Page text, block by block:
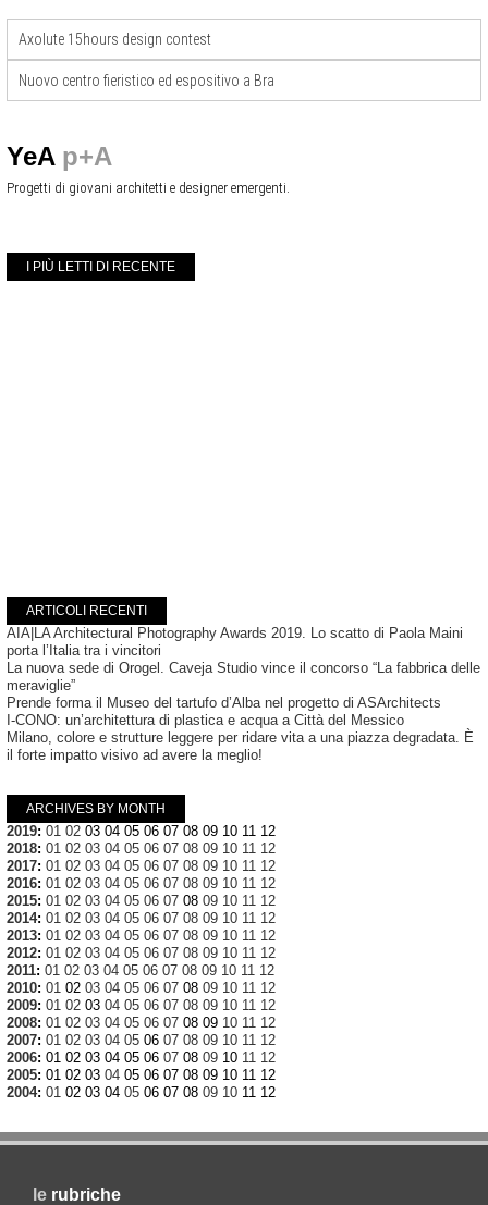
Axolute 15hours design contest
Nuovo centro fieristico ed espositivo a Bra
YeAp+A
Progetti di giovani architetti e designer emergenti.
I PIÙ LETTI DI RECENTE
ARTICOLI RECENTI
AIA|LA Architectural Photography Awards 2019. Lo scatto di Paola Maini
porta l’Italia tra i vincitori
La nuova sede di Orogel. Caveja Studio vince il concorso “La fabbrica delle
meraviglie”
Prende forma il Museo del tartufo d’Alba nel progetto di ASArchitects
I-CONO: un’architettura di plastica e acqua a Città del Messico
Milano, colore e strutture leggere per ridare vita a una piazza degradata. È
il forte impatto visivo ad avere la meglio!
ARCHIVES BY MONTH
2019: 01 02 03 04 05 06 07 08 09 10 11 12
2018: 01 02 03 04 05 06 07 08 09 10 11 12
2017: 01 02 03 04 05 06 07 08 09 10 11 12
2016: 01 02 03 04 05 06 07 08 09 10 11 12
2015: 01 02 03 04 05 06 07 08 09 10 11 12
2014: 01 02 03 04 05 06 07 08 09 10 11 12
2013: 01 02 03 04 05 06 07 08 09 10 11 12
2012: 01 02 03 04 05 06 07 08 09 10 11 12
2011: 01 02 03 04 05 06 07 08 09 10 11 12
2010: 01 02 03 04 05 06 07 08 09 10 11 12
2009: 01 02 03 04 05 06 07 08 09 10 11 12
2008: 01 02 03 04 05 06 07 08 09 10 11 12
2007: 01 02 03 04 05 06 07 08 09 10 11 12
2006: 01 02 03 04 05 06 07 08 09 10 11 12
2005: 01 02 03 04 05 06 07 08 09 10 11 12
2004: 01 02 03 04 05 06 07 08 09 10 11 12
le rubriche